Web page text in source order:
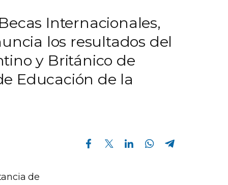
Internacionales,
los resultados del
y Británico de
Educación de la
Compartir en Facebook Compartir en Twitter Compartir en Linkedin Compartir en Whatsapp
de